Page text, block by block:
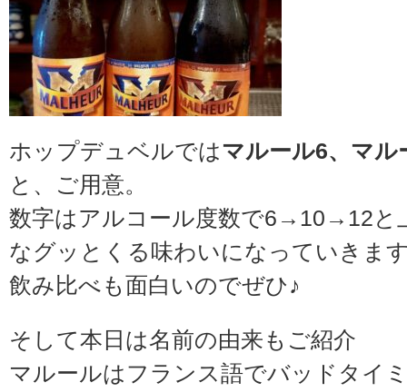
ホップデュベルではマルール6、マル
と、ご用意。
数字はアルコール度数で6→10→12と
なグッとくる味わいになっていきま
飲み比べも面白いのでぜひ♪
そして本日は名前の由来もご紹介
マルールはフランス語でバッドタイ